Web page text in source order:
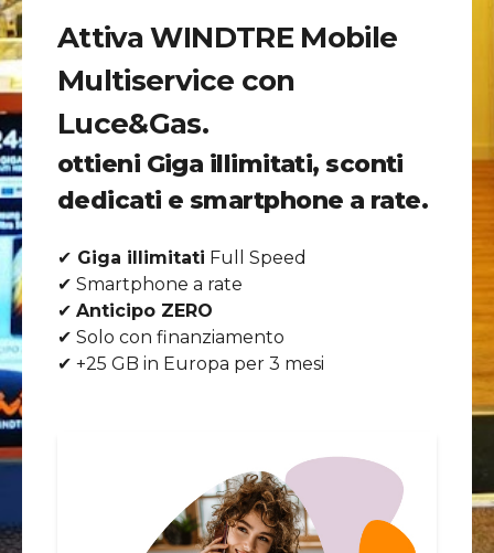
Attiva WINDTRE Mobile
Multiservice con
Luce&Gas.
ottieni Giga illimitati, sconti
dedicati e smartphone a rate.
✔ Giga illimitati Full Speed
✔ Smartphone a rate
✔ Anticipo ZERO
✔ Solo con finanziamento
✔ +25 GB in Europa per 3 mesi